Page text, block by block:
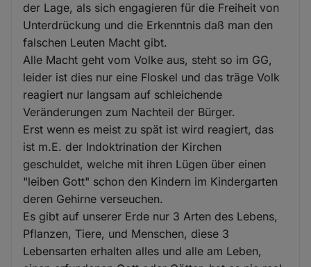
der Lage, als sich engagieren für die Freiheit von
Unterdrückung und die Erkenntnis daß man den
falschen Leuten Macht gibt.
Alle Macht geht vom Volke aus, steht so im GG,
leider ist dies nur eine Floskel und das träge Volk
reagiert nur langsam auf schleichende
Veränderungen zum Nachteil der Bürger.
Erst wenn es meist zu spät ist wird reagiert, das
ist m.E. der Indoktrination der Kirchen
geschuldet, welche mit ihren Lügen über einen
"leiben Gott" schon den Kindern im Kindergarten
deren Gehirne verseuchen.
Es gibt auf unserer Erde nur 3 Arten des Lebens,
Pflanzen, Tiere, und Menschen, diese 3
Lebensarten erhalten alles und alle am Leben,